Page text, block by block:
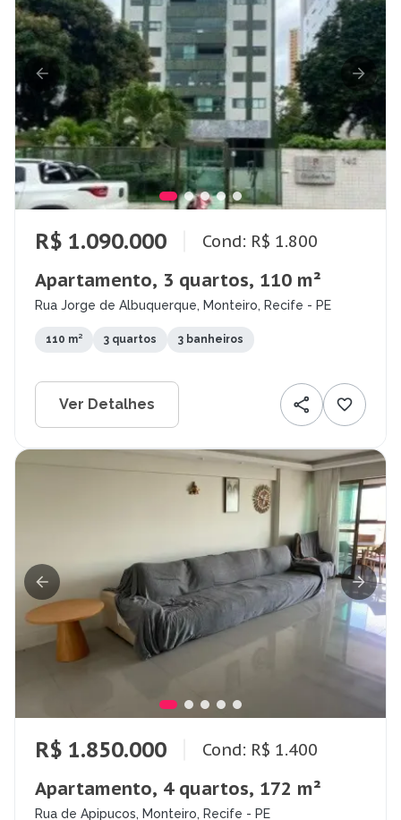
R$ 1.090.000 Cond: R$ 1.800
Apartamento, 3 quartos, 110 m²
Rua Jorge de Albuquerque, Monteiro, Recife - PE
110 m² 3 quartos 3 banheiros
Ver Detalhes
R$ 1.850.000 Cond: R$ 1.400
Apartamento, 4 quartos, 172 m²
Rua de Apipucos, Monteiro, Recife - PE